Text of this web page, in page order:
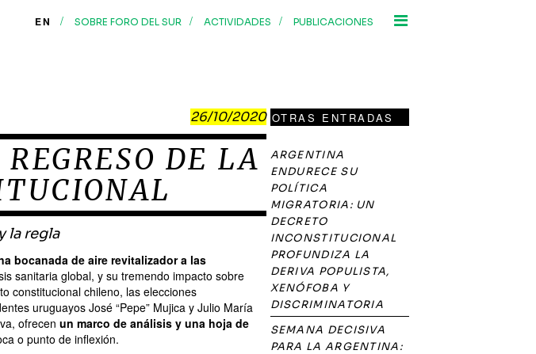
EN / SOBRE FORO DEL SUR / ACTIVIDADES / PUBLICACIONES
26/10/2020
DE LA
la regla
bocanada de aire revitalizador a las
sanitaria global, y su tremendo impacto sobre
constitucional chileno, las elecciones
uruguayos José “Pepe” Mujica y Julio María
ofrecen un marco de análisis y una hoja de
o punto de inflexión.
OTRAS ENTRADAS
ARGENTINA
ENDURECE SU
POLÍTICA
MIGRATORIA: UN
DECRETO
INCONSTITUCIONAL
PROFUNDIZA LA
DERIVA POPULISTA,
XENÓFOBA Y
DISCRIMINATORIA
SEMANA DECISIVA
PARA LA ARGENTINA: